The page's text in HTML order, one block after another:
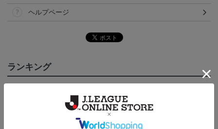
ヘルプページ
ランキング